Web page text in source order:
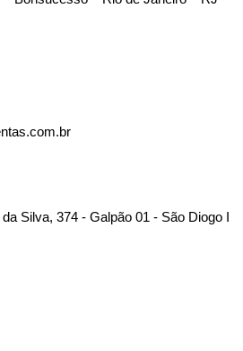
Silva, 374 - Galpão 01 - São Diogo I